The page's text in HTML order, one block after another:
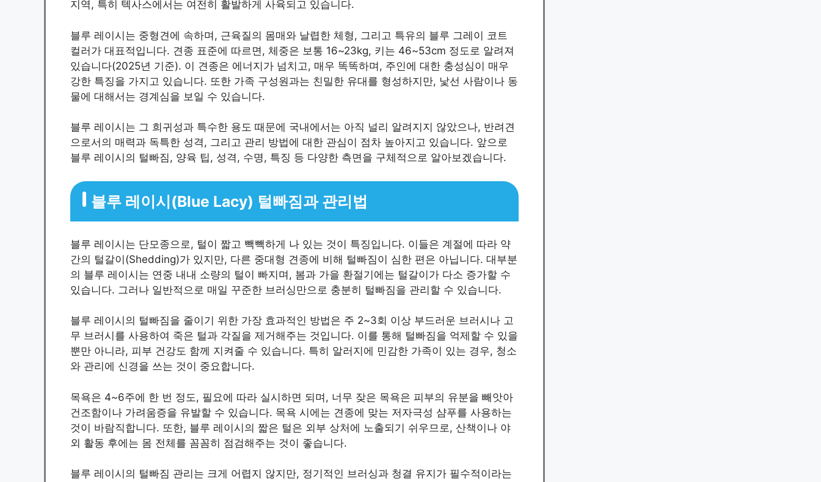
지역, 특히 텍사스에서는 여전히 활발하게 사육되고 있습니다.
블루 레이시는 중형견에 속하며, 근육질의 몸매와 날렵한 체형, 그리고 특유의 블루 그레이 코트
컬러가 대표적입니다. 견종 표준에 따르면, 체중은 보통 16~23kg, 키는 46~53cm 정도로 알려져
있습니다(2025년 기준). 이 견종은 에너지가 넘치고, 매우 똑똑하며, 주인에 대한 충성심이 매우
강한 특징을 가지고 있습니다. 또한 가족 구성원과는 친밀한 유대를 형성하지만, 낯선 사람이나 동
물에 대해서는 경계심을 보일 수 있습니다.
블루 레이시는 그 희귀성과 특수한 용도 때문에 국내에서는 아직 널리 알려지지 않았으나, 반려견
으로서의 매력과 독특한 성격, 그리고 관리 방법에 대한 관심이 점차 높아지고 있습니다. 앞으로
블루 레이시의 털빠짐, 양육 팁, 성격, 수명, 특징 등 다양한 측면을 구체적으로 알아보겠습니다.
블루 레이시(Blue Lacy) 털빠짐과 관리법
블루 레이시는 단모종으로, 털이 짧고 빽빽하게 나 있는 것이 특징입니다. 이들은 계절에 따라 약
간의 털갈이(Shedding)가 있지만, 다른 중대형 견종에 비해 털빠짐이 심한 편은 아닙니다. 대부분
의 블루 레이시는 연중 내내 소량의 털이 빠지며, 봄과 가을 환절기에는 털갈이가 다소 증가할 수
있습니다. 그러나 일반적으로 매일 꾸준한 브러싱만으로 충분히 털빠짐을 관리할 수 있습니다.
블루 레이시의 털빠짐을 줄이기 위한 가장 효과적인 방법은 주 2~3회 이상 부드러운 브러시나 고
무 브러시를 사용하여 죽은 털과 각질을 제거해주는 것입니다. 이를 통해 털빠짐을 억제할 수 있을
뿐만 아니라, 피부 건강도 함께 지켜줄 수 있습니다. 특히 알러지에 민감한 가족이 있는 경우, 청소
와 관리에 신경을 쓰는 것이 중요합니다.
목욕은 4~6주에 한 번 정도, 필요에 따라 실시하면 되며, 너무 잦은 목욕은 피부의 유분을 빼앗아
건조함이나 가려움증을 유발할 수 있습니다. 목욕 시에는 견종에 맞는 저자극성 샴푸를 사용하는
것이 바람직합니다. 또한, 블루 레이시의 짧은 털은 외부 상처에 노출되기 쉬우므로, 산책이나 야
외 활동 후에는 몸 전체를 꼼꼼히 점검해주는 것이 좋습니다.
블루 레이시의 털빠짐 관리는 크게 어렵지 않지만, 정기적인 브러싱과 청결 유지가 필수적이라는